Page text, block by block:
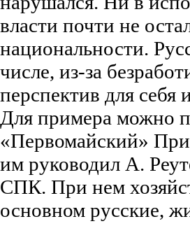
власти почти не
национальности.
числе, из-за
перспектив для себя
Для примера можно
«Первомайский»
им руководил А.
СПК. При нем
основном русские,